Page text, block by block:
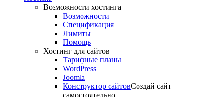
Возможности хостинга
Возможности
Спецификация
Лимиты
Помощь
Хостинг для сайтов
Тарифные планы
WordPress
Joomla
Конструктор сайтовСоздай сайт
самостоятельно